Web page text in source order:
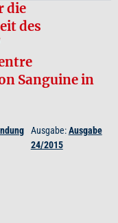
die
des
Sanguine in
Ausgabe:Ausgabe
24/2015